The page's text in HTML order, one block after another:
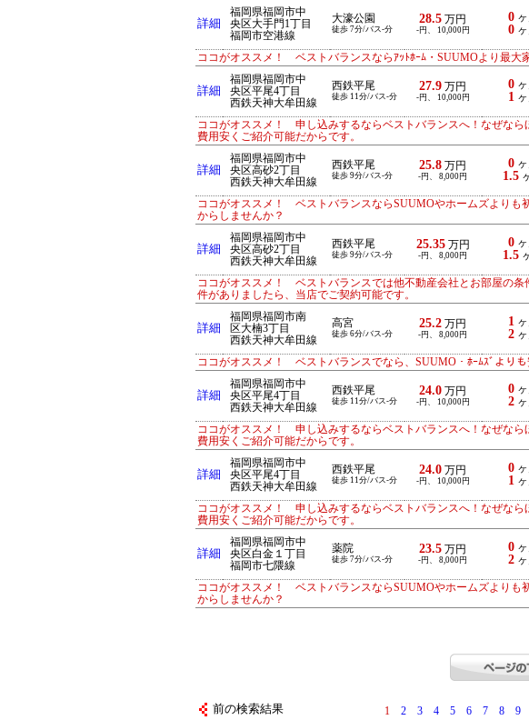
詳細
福岡県福岡市中
央区大手門1丁目
福岡市空港線
大濠公園
徒歩 7分/バス-分
28.5 万円
-円、 10,000円
0ヶ
0ヶ
ココがオススメ！ ベストバランスならｱｯﾄﾎｰﾑ・SUUMOより最大
詳細
福岡県福岡市中
央区平尾4丁目
西鉄天神大牟田線
西鉄平尾
徒歩 11分/バス-分
27.9 万円
-円、 10,000円
0ヶ
1 ヶ
ココがオススメ！ 申し込みするならベストバランスへ！なぜな
費用安くご紹介可能だからです。
詳細
福岡県福岡市中
央区高砂2丁目
西鉄天神大牟田線
西鉄平尾
徒歩 9分/バス-分
25.8 万円
-円、 8,000円
0ヶ
1.5
ココがオススメ！ ベストバランスならSUUMOやホームズよりも
からしませんか？
詳細
福岡県福岡市中
央区高砂2丁目
西鉄天神大牟田線
西鉄平尾
徒歩 9分/バス-分
25.35万円
-円、 8,000円
0ヶ
1.5
ココがオススメ！ ベストバランスでは他不動産会社とお部屋の
件がありましたら、当店でご契約可能です。
詳細
福岡県福岡市南
区大楠3丁目
西鉄天神大牟田線
高宮
徒歩 6分/バス-分
25.2 万円
-円、 8,000円
1 ヶ
2ヶ
ココがオススメ！ ベストバランスでなら、SUUMO・ﾎｰﾑｽﾞよりも
詳細
福岡県福岡市中
央区平尾4丁目
西鉄天神大牟田線
西鉄平尾
徒歩 11分/バス-分
24.0 万円
-円、 10,000円
0ヶ
2ヶ
ココがオススメ！ 申し込みするならベストバランスへ！なぜな
費用安くご紹介可能だからです。
詳細
福岡県福岡市中
央区平尾4丁目
西鉄天神大牟田線
西鉄平尾
徒歩 11分/バス-分
24.0 万円
-円、 10,000円
0ヶ
1 ヶ
ココがオススメ！ 申し込みするならベストバランスへ！なぜな
費用安くご紹介可能だからです。
詳細
福岡県福岡市中
央区白金１丁目
福岡市七隈線
薬院
徒歩 7分/バス-分
23.5 万円
-円、 8,000円
0ヶ
2ヶ
ココがオススメ！ ベストバランスならSUUMOやホームズよりも
からしませんか？
前の検索結果 1 2 3 4 5 6 7 8 9